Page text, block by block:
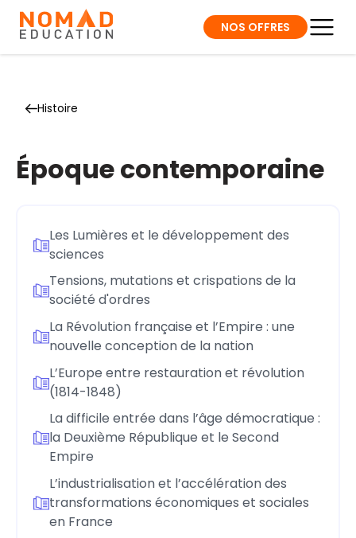
NOS OFFRES
Histoire
Époque contemporaine
Les Lumières et le développement des
sciences
Tensions, mutations et crispations de la
société d'ordres
La Révolution française et l’Empire : une
nouvelle conception de la nation
L’Europe entre restauration et révolution
(1814-1848)
La difficile entrée dans l’âge démocratique :
la Deuxième République et le Second
Empire
L’industrialisation et l’accélération des
transformations économiques et sociales
en France